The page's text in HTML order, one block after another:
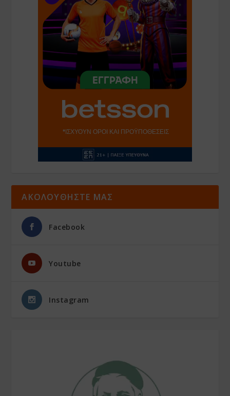
ΑΚΟΛΟΥΘΗΣΤΕ ΜΑΣ
Facebook
Youtube
Instagram